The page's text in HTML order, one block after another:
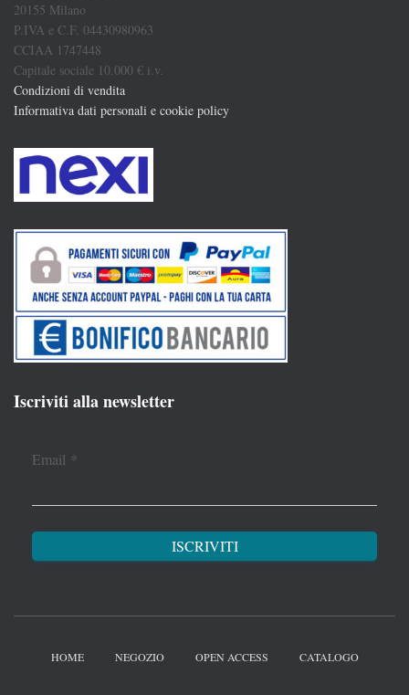
20155 Milano
P.IVA e C.F. 04430980963
CCIAA 1747448
Capitale sociale 10.000 € i.v.
Condizioni di vendita
Informativa dati personali e cookie policy
Iscriviti alla newsletter
Email *
HOME NEGOZIO OPEN ACCESS CATALOGO